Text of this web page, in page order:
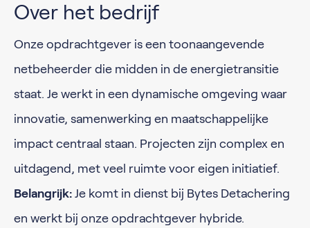
Over het bedrijf
Onze opdrachtgever is een toonaangevende
netbeheerder die midden in de energietransitie
staat. Je werkt in een dynamische omgeving waar
innovatie, samenwerking en maatschappelijke
impact centraal staan. Projecten zijn complex en
uitdagend, met veel ruimte voor eigen initiatief.
Belangrijk: Je komt in dienst bij Bytes Detachering
en werkt bij onze opdrachtgever hybride.